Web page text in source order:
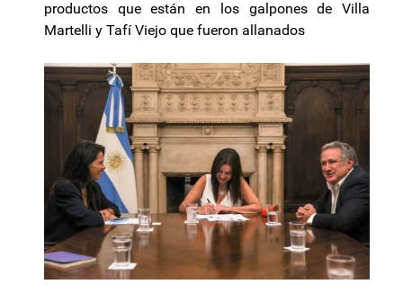
productos que están en los galpones de Villa
Martelli y Tafí Viejo que fueron allanados